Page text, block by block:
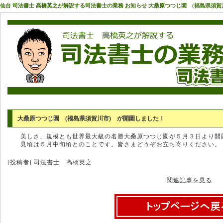
仙台 司法書士 高橋英之が解説する司法書士の業務 お知らせ 大桑原つつじ園 (福島県須
大桑原つつじ園 (福島県須賀川市) が開園しました！
美しさ、規模とも世界最大級の名勝大桑原つつじ園が５月３日より開
見頃は５月中旬頃とのことです。皆さまどうぞお立ち寄りください。
[投稿者] 司法書士 高橋英之
関連記事を見る